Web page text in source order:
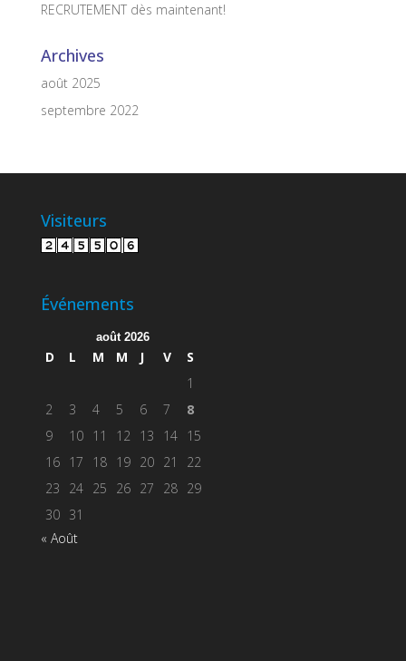
RECRUTEMENT dès maintenant!
Archives
août 2025
septembre 2022
Visiteurs
Événements
août 2026
D L M M J V
S
1
2
3 4 5 6 7
8
9
10 11 12 13 14 15
16 17 18 19 20 21
22
23
24 25 26 27 28 29
30 31
« Août